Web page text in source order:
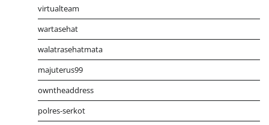
virtualteam
wartasehat
walatrasehatmata
majuterus99
owntheaddress
polres-serkot